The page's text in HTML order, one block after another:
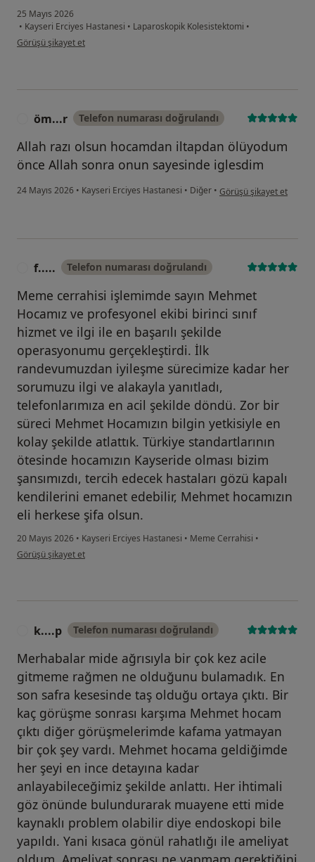
25 Mayıs 2026
• Kayseri Erciyes Hastanesi • Laparoskopik Kolesistektomi •
kullanıcının görüşüne göre mi...n
Görüşü şikayet et
öm...r Telefon numarası doğrulandı
Allah razı olsun hocamdan iltapdan ölüyodum
önce Allah sonra onun sayesinde iglesdim
24 Mayıs 2026 • Kayseri Erciyes Hastanesi • Diğer • kullanıcının görüşüne
Görüşü şikayet et
f..... Telefon numarası doğrulandı
Meme cerrahisi işlemimde sayın Mehmet
Hocamız ve profesyonel ekibi birinci sınıf
hizmet ve ilgi ile en başarılı şekilde
operasyonumu gerçekleştirdi. İlk
randevumuzdan iyileşme sürecimize kadar her
sorumuzu ilgi ve alakayla yanıtladı,
telefonlarımıza en acil şekilde döndü. Zor bir
süreci Mehmet Hocamızın bilgin yetkisiyle en
kolay şekilde atlattık. Türkiye standartlarının
ötesinde hocamızın Kayseride olması bizim
şansımızdı, tercih edecek hastaları gözü kapalı
kendilerini emanet edebilir, Mehmet hocamızın
eli herkese şifa olsun.
20 Mayıs 2026 • Kayseri Erciyes Hastanesi • Meme Cerrahisi •
kullanıcının görüşüne göre f.....
Görüşü şikayet et
k....p Telefon numarası doğrulandı
Merhabalar mide ağrısıyla bir çok kez acile
gitmeme rağmen ne olduğunu bulamadık. En
son safra kesesinde taş olduğu ortaya çıktı. Bir
kaç görüşme sonrası karşıma Mehmet hocam
çıktı diğer görüşmelerimde kafama yatmayan
bir çok şey vardı. Mehmet hocama geldiğimde
her şeyi en ince detayına kadar
anlayabileceğimiz şekilde anlattı. Her ihtimali
göz önünde bulundurarak muayene etti mide
kaynaklı problem olabilir diye endoskopi bile
yapıldı. Yani kısaca gönül rahatlığı ile ameliyat